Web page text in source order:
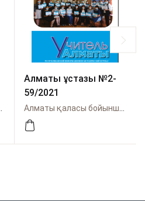
Алматы ұстазы №2-
59/2021